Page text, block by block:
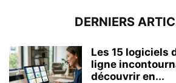
DERNIERS
Les 15 logiciels
ligne
découvrir en...